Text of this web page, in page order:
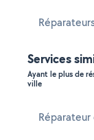
Services
Ayant le plus de
ville